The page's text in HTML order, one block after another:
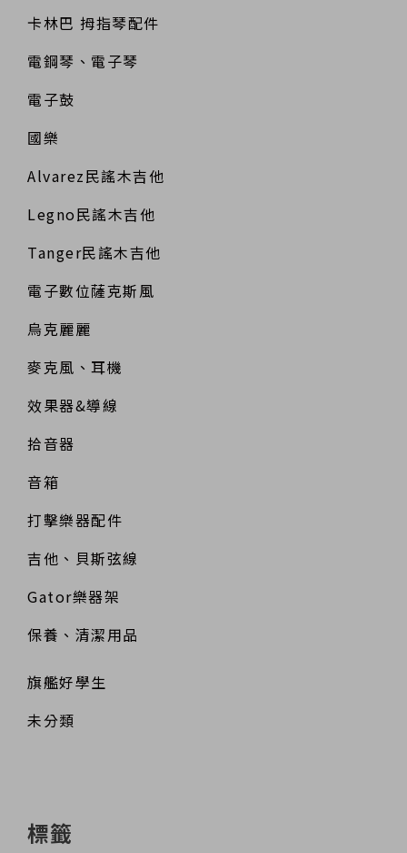
卡林巴 拇指琴配件
電鋼琴、電子琴
電子鼓
國樂
Alvarez民謠木吉他
Legno民謠木吉他
Tanger民謠木吉他
電子數位薩克斯風
烏克麗麗
麥克風、耳機
效果器&導線
拾音器
音箱
打擊樂器配件
吉他、貝斯弦線
Gator樂器架
保養、清潔用品
旗艦好學生
未分類
標籤